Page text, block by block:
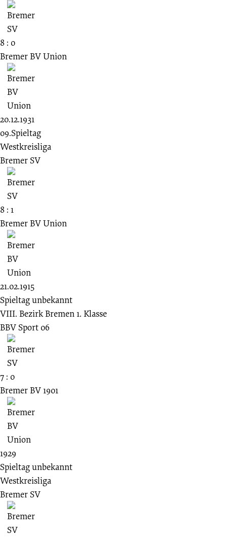
8 : 0
Bremer BV Union
20.12.1931
09.Spieltag
Westkreisliga
Bremer SV
8 : 1
Bremer BV Union
21.02.1915
Spieltag unbekannt
VIII. Bezirk Bremen 1. Klasse
BBV Sport 06
7 : 0
Bremer BV 1901
1929
Spieltag unbekannt
Westkreisliga
Bremer SV